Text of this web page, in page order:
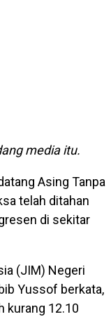
media itu.
Asing Tanpa
telah ditahan
di sekitar
(JIM) Negeri
Yussof berkata,
kurang 12.10